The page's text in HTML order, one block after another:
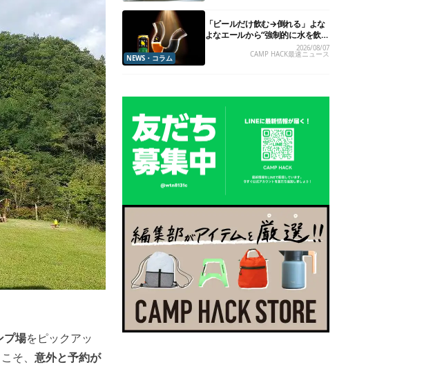
プ場をピックアッ
そ、 意外と予約が
NEWS・コラム
「ビールだけ飲む→倒れる」よな
よなエールから“強制的に水を飲
2026/08/07
CAMP HACK最速ニュース